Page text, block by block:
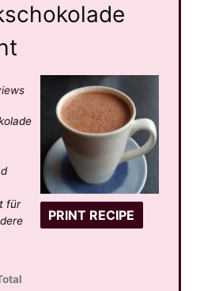
PRINT RECIPE
für